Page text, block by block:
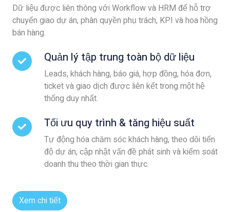
Dữ liệu được liên thông với Workflow và HRM để hỗ trợ
chuyển giao dự án, phân quyền phụ trách, KPI và hoa hồng
bán hàng.
Quản lý tập trung toàn bộ dữ liệu
Leads, khách hàng, báo giá, hợp đồng, hóa đơn,
ticket và giao dịch được liên kết trong một hệ
thống duy nhất.
Tối ưu quy trình & tăng hiệu suất
Tự động hóa chăm sóc khách hàng, theo dõi tiến
độ dự án, cập nhật vấn đề phát sinh và kiểm soát
doanh thu theo thời gian thực.
Xem chi tiết